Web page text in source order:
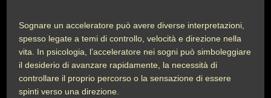
Sognare un acceleratore può avere diverse interpretazioni,
spesso legate a temi di controllo, velocità e direzione nella
vita. In psicologia, l’acceleratore nei sogni può simboleggiare
il desiderio di avanzare rapidamente, la necessità di
controllare il proprio percorso o la sensazione di essere
spinti verso una direzione.